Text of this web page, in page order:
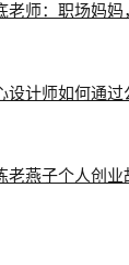
老师：职场妈
设计师如何通
老燕子个人创